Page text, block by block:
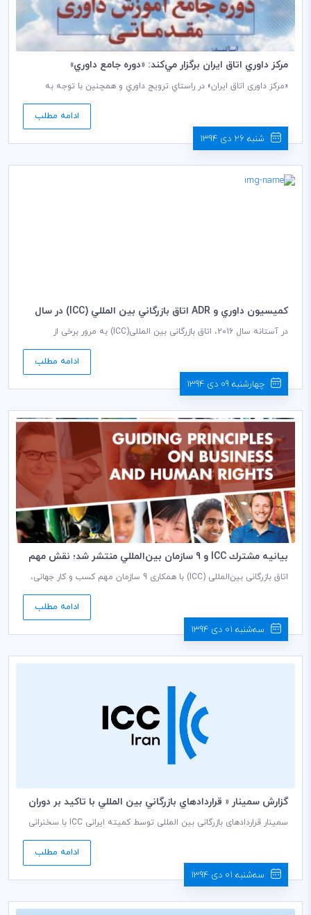
مركز داوري اتاق ايران برگزار مي‌كند: «دوره جامع داوري»
«مرکز داوری اتاق ایران» در راستاي ترويج داوري و همچنين با توجه به
ادامه مطلب
شنبه 26 دی 1394
كميسيون داوري و ADR اتاق بازرگاني بين المللي (ICC) در سال
در آستانه سال 2016، اتاق بازرگانی بین المللی‌‌(ICC) به مرور برخی از
ادامه مطلب
چهارشنبه 09 دی 1394
بيانيه مشترك ICC و 9 سازمان بين‌المللي منتشر شد؛ نقش مهم
حقوق بشر در دستيابي به توسعه پايدار
اتاق بازرگانی بین‌المللی (ICC) با همکاری 9 سازمان مهم کسب و کار جهانی،
«اهداف توسعه پایدار (SDGs)» سازمان ملل متحد، اقدام به انتشار بیانیه
مشترک کسب و کار، نموده است. این بیانیه اظهار می‌دارد که احترام به
حقوق بشر، نقش مهمی در توسعه پایدار دارد.
ادامه مطلب
سه‌شنبه 01 دی 1394
گزارش سمينار « قراردادهاي بازرگاني بين المللي با تاكيد بر دوران
پس از لغو تحريم ها »
سمینار قراردادهای بازرگانی بین المللی توسط کمیته ایرانی ICC با سخنرانی
ادامه مطلب
سه‌شنبه 01 دی 1394